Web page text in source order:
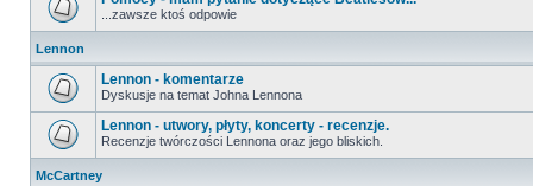
...zawsze ktoś odpowie
Lennon
Lennon - komentarze
Dyskusje na temat Johna Lennona
Lennon - utwory, płyty, koncerty - recenzje.
Recenzje twórczości Lennona oraz jego bliskich.
McCartney